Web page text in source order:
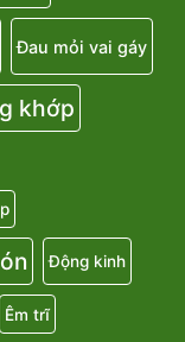
Đau mỏi vai gáy
khớp
Động kinh
Êm trĩ